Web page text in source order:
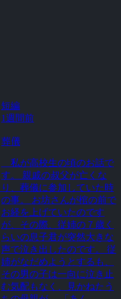
短編
1週間前
葬儀
私が高校生の頃のお話で
す。 親戚の叔父が亡くな
り、葬儀に参加していた時
の事。 お坊さんが棺の前で
お経を上げていたのです
が、その際、従姉の７歳く
らいの息子君が突然大きな
声で泣き出したのです。 従
姉がなだめようとするも、
その男の子は一向に泣き止
む気配もなく、見かねたう